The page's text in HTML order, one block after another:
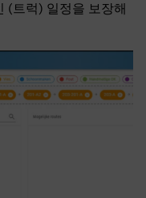
(트럭) 일정을 보장해